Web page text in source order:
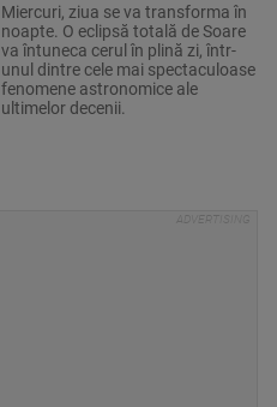
Miercuri, ziua se va transforma în
noapte. O eclipsă totală de Soare
va întuneca cerul în plină zi, într-
unul dintre cele mai spectaculoase
fenomene astronomice ale
ultimelor decenii.